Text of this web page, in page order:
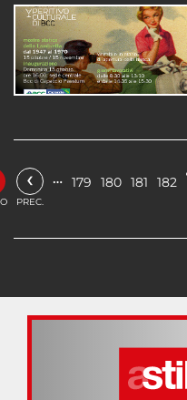
‹
PREC.
… 179 180 181 182